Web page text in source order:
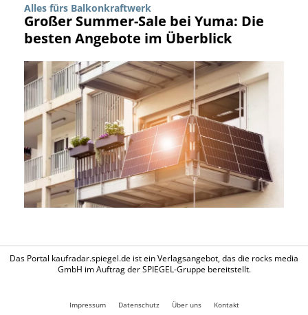
Alles fürs Balkonkraftwerk
Großer Summer-Sale bei Yuma: Die
besten Angebote im Überblick
Das Portal kaufradar.spiegel.de ist ein Verlagsangebot, das die rocks media
GmbH im Auftrag der SPIEGEL-Gruppe bereitstellt.
Impressum Datenschutz Über uns Kontakt